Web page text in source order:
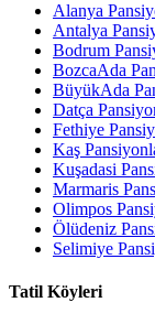
Alanya
Antalya
Bodrum
BozcaAda
BüyükAda
Datça
Fethiye
Kaş
Kuşadasi
Marmaris
Olimpos
Ölüdeniz
Selimiye
Tatil Köyleri